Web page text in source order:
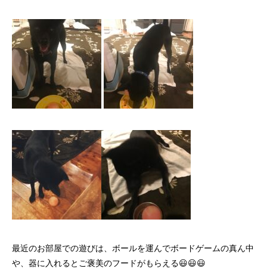
最近のお部屋での遊びは、ボールを運んでボードゲームの真ん中
や、器に入れるとご褒美のフードがもらえる😃😃😃